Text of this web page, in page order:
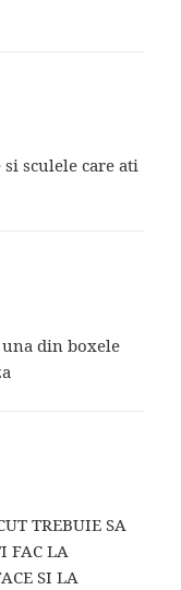
sculele care ati
una din boxele
TREBUIE SA
FAC LA
SI LA